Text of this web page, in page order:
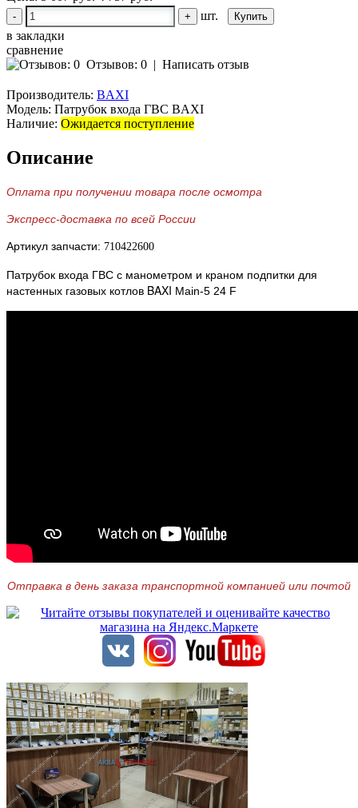
- +
шт.
в закладки
сравнение
Отзывов: 0 | Написать отзыв
Производитель: BAXI
Модель: Патрубок входа ГВС BAXI
Наличие: Ожидается поступление
Описание
Оплата при получении товара после осмотра
Экспресс-доставка по всей России
Артикул запчасти: 710422600
Патрубок входа ГВС с манометром и краном подпитки для
настенных газовых котлов BAXI Main-5 24 F
Отправка в день заказа транспортной компанией или почтой